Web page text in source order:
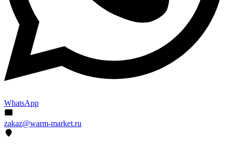
WhatsApp
zakaz@warm-market.ru